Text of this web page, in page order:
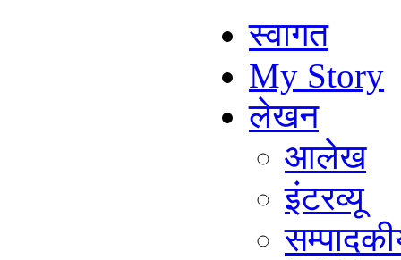
स्वागत
My Story
लेखन
आलेख
इंटरव्यू